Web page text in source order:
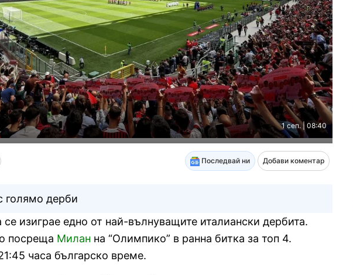
1 сеп. | 08:40
Последвай ни Добави коментар
голямо дерби
изиграе едно от най-вълнуващите италиански дербита.
посреща Милан на “Олимпико” в ранна битка за топ 4.
часа българско време.